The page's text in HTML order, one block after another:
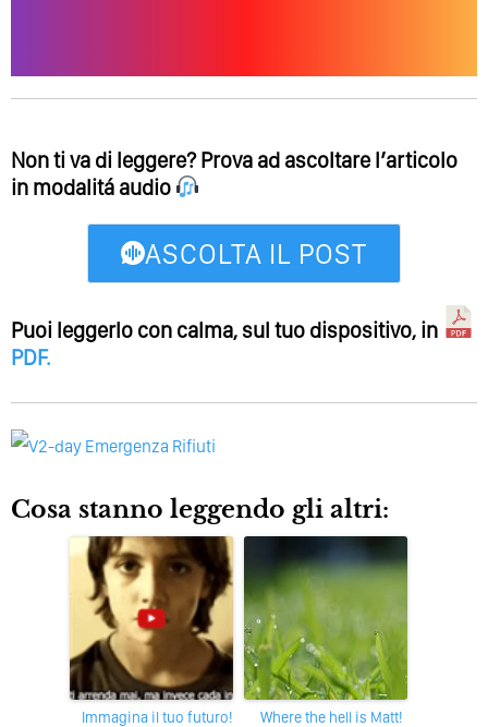
Non ti va di leggere? Prova ad ascoltare l’articolo
in modalitá audio
ASCOLTA IL POST
Puoi leggerlo con calma, sul tuo dispositivo, in
PDF.
Cosa stanno leggendo gli altri:
Immagina il tuo futuro! Where the hell is Matt!